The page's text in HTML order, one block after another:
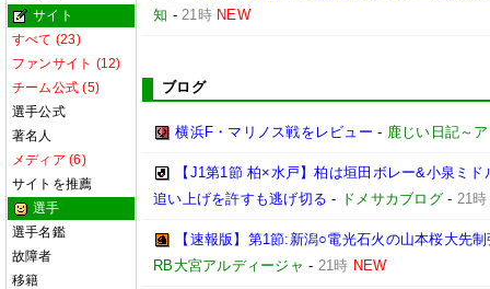
サイト
すべて (23)
ファンサイト (12)
チーム公式 (5)
選手公式
著名人
メディア (6)
サイトを推薦
選手
選手名鑑
故障者
移籍
知 -21時 NEW
ブログ
横浜F・マリノス戦をレビュー - 鹿じい日記～
【J1第1節 柏×水戸】柏は垣田ボレー&小泉ミ
追い上げを許すも逃げ切る - ドメサカブログ- 21時
【速報版】第1節:新潟○電光石火の山本桜大先
RB大宮アルディージャ - 21時 NEW